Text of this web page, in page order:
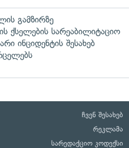
გამზირზე
ქსელების სარეაბილიტაციო
ინციდენტის შესახებ
ჩვენ შესახებ
რეკლამა
სარედაქციო კოდექსი